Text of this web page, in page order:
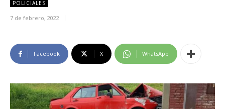
POLICIALES
7 de febrero, 2022
Facebook X WhatsApp